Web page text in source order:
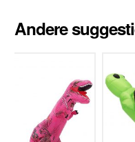
Andere